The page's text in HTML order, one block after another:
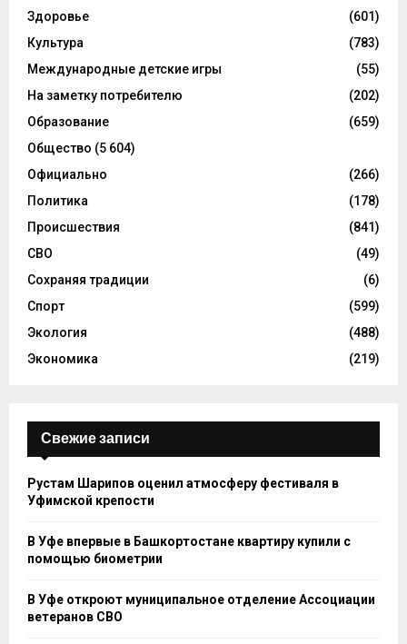
Здоровье
(601)
Культура
(783)
Международные детские игры
(55)
На заметку потребителю
(202)
Образование
(659)
Общество (5 604)
Официально
(266)
Политика
(178)
Происшествия
(841)
СВО
(49)
Сохраняя традиции
(6)
Спорт
(599)
Экология
(488)
Экономика
(219)
Свежие записи
Рустам Шарипов оценил атмосферу фестиваля в
Уфимской крепости
В Уфе впервые в Башкортостане квартиру купили с
помощью биометрии
В Уфе откроют муниципальное отделение Ассоциации
ветеранов СВО